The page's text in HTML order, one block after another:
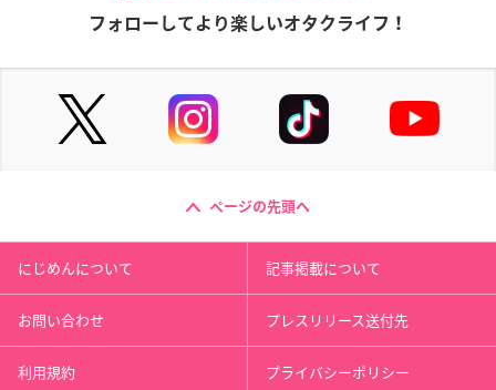
フォローしてより楽しいオタクライフ！
ページの先頭へ
にじめんについて 記事掲載について
お問い合わせ プレスリリース送付先
利用規約 プライバシーポリシー